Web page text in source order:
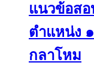
แนวข้อส
ตำแหน่ง
กลาโหม